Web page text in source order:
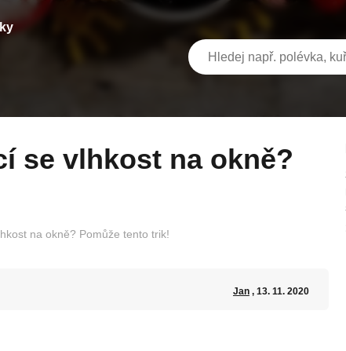
na okně? Pomůže tento trik!
Jan, 13. 11. 2020